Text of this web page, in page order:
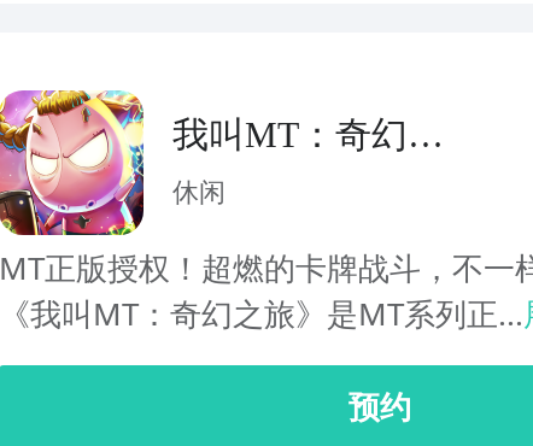
我叫MT：奇幻之
旅-公会版
休闲
MT正版授权！超燃的卡牌战斗，不一
《我叫MT：奇幻之旅》是MT系列正...
预约